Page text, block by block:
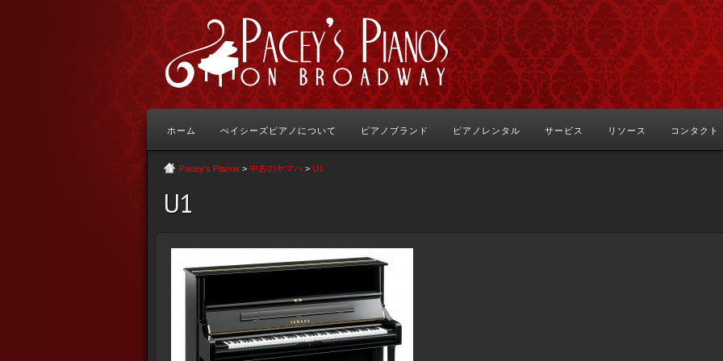
ホーム ぺイシーズピアノについて ピアノブランド ピアノレンタル サービス リソース コンタクト
Pacey's Pianos > 中古のヤマハ > U1
U1